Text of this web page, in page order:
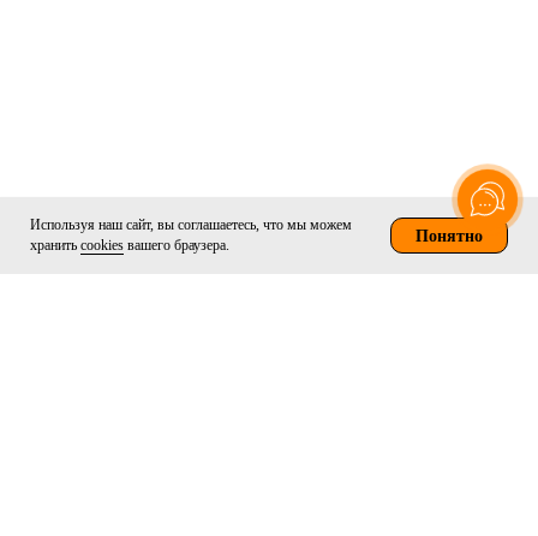
Используя наш сайт, вы соглашаетесь, что мы можем
хранить cookies вашего браузера.
Понятно